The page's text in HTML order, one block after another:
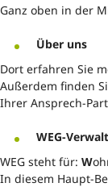
Ganz oben in der
Über uns
Dort erfahren Sie
Außerdem finden
Ihrer Ansprech-
WEG-
WEG steht für: W
In diesem Haupt-